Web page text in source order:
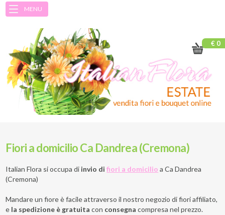
MENU
€ 0
Fiori a domicilio Ca Dandrea (Cremona)
Italian Flora si occupa di invio difiori a domicilio a Ca Dandrea
(Cremona)
Mandare un fiore è facile attraverso il nostro negozio di fiori affiliato,
e la spedizione è gratuita con consegna compresa nel prezzo.